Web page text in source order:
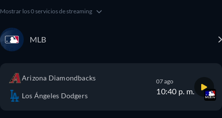
Mostrar los 0 servicios de streaming
MLB
Arizona Diamondbacks
Los Ángeles Dodgers
07 ago
10:40 p. m.